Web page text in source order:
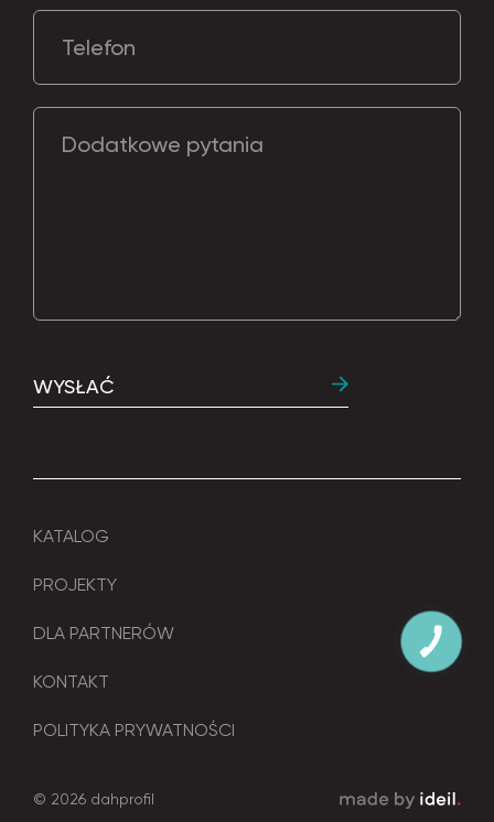
Telefon
Dodatkowe pytania
WYSŁAĆ
KATALOG
PROJEKTY
DLA PARTNERÓW
KONTAKT
POLITYKA PRYWATNOŚCI
© 2026 dahprofil зроблено в ideil.
КНОПКА
ЗВ'ЯЗКУ